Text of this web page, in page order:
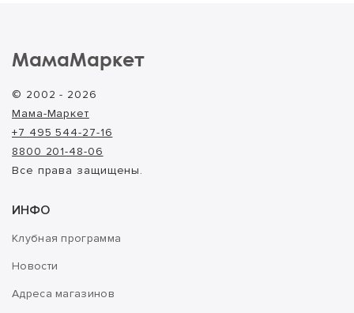
МамаМаркет
© 2002 - 2026
Мама-Маркет
+7 495 544-27-16
8800 201-48-06
Все права защищены.
ИНФО
Клубная программа
Новости
Адреса магазинов